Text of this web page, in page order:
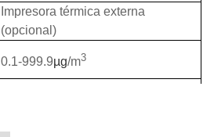
Impresora térmica externa
(opcional)
0.1-999.9µg/m3